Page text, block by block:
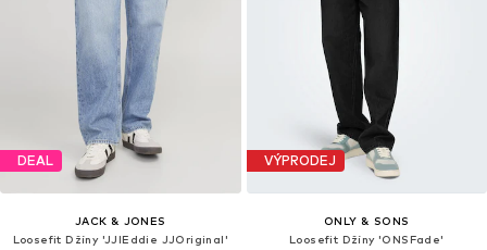
DEAL
JACK & JONES
Loosefit Džíny 'JJIEddie JJOriginal'
VÝPRODEJ
ONLY & SONS
Loosefit Džíny 'ONSFade'